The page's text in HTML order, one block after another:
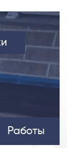
Работы